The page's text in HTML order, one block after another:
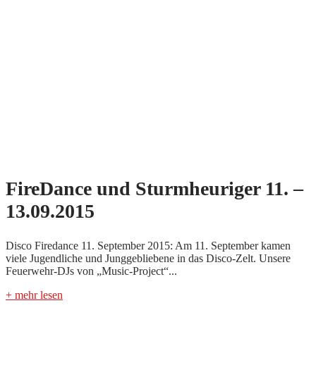
FireDance und Sturmheuriger 11. –
13.09.2015
Disco Firedance 11. September 2015: Am 11. September kamen
viele Jugendliche und Junggebliebene in das Disco-Zelt. Unsere
Feuerwehr-DJs von „Music-Project“...
+ mehr lesen